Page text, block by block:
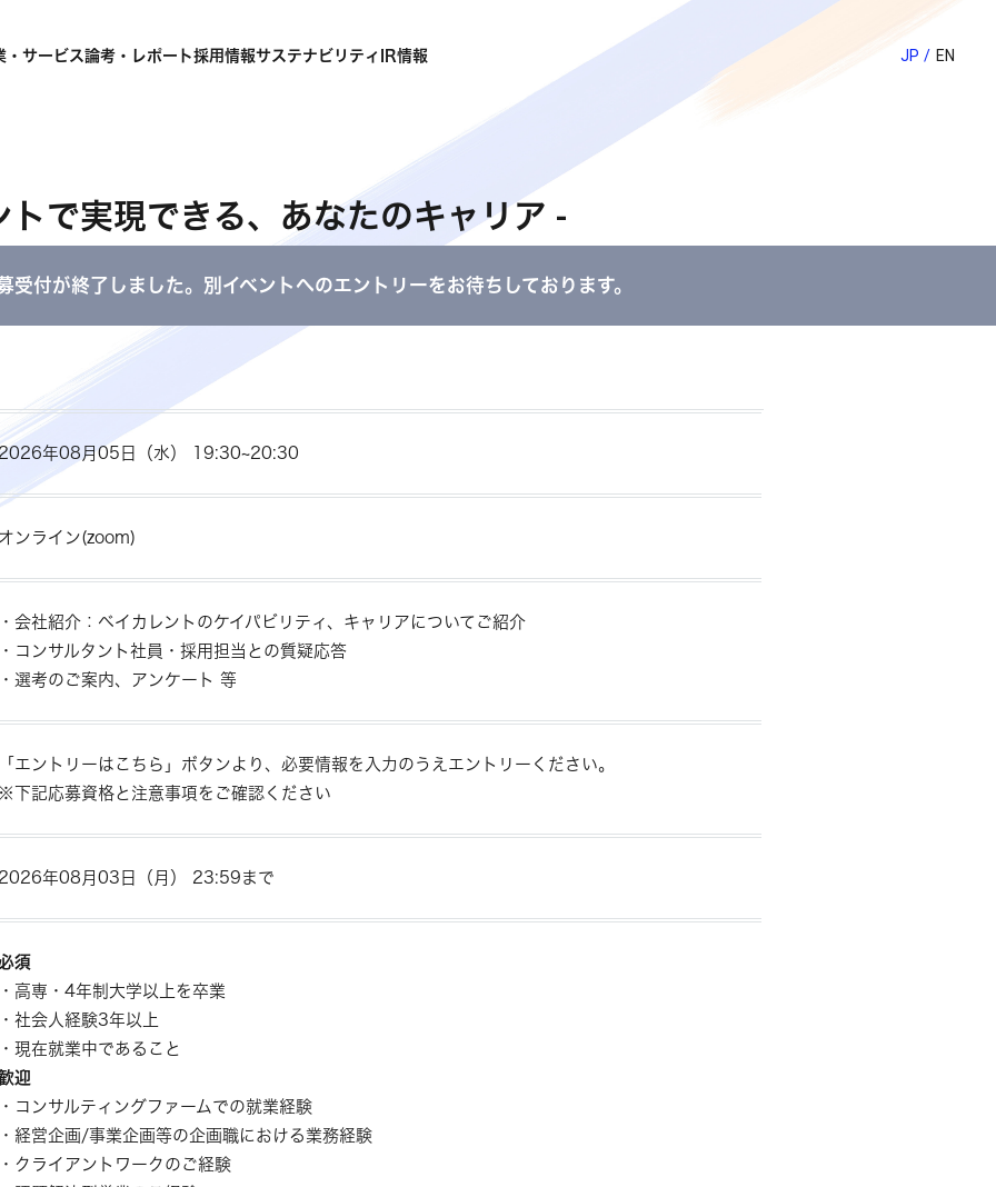
・サービス論考・レポート採用情報サステナビリティ IR情報 EN
JP
で実現できる、あなたのキャリア -
受付が終了しました。別イベントへのエントリーをお待ちしております。
年08月05日（水） 19:30~20:30
ンライン(zoom)
会社紹介：ベイカレントのケイパビリティ、キャリアについてご紹介
コンサルタント社員・採用担当との質疑応答
選考のご案内、アンケート 等
エントリーはこちら」ボタンより、必要情報を入力のうえエントリーください。
下記応募資格と注意事項をご確認ください
年08月03日（月） 23:59まで
須
高専・4年制大学以上を卒業
社会人経験3年以上
現在就業中であること
迎
コンサルティングファームでの就業経験
経営企画/事業企画等の企画職における業務経験
クライアントワークのご経験